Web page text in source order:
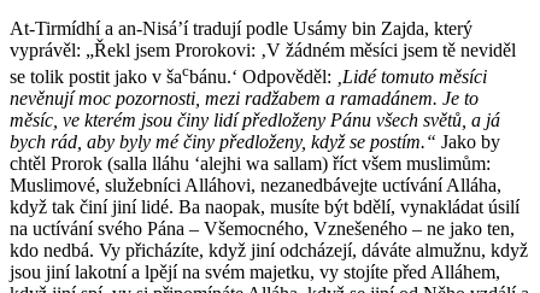
At-Tirmídhí a an-Nisá’í tradují podle Usámy bin Zajda, který
vyprávěl: „Řekl jsem Prorokovi: ‚V žádném měsíci jsem tě neviděl
se tolik postit jako v šacbánu.‘ Odpověděl: ‚Lidé tomuto měsíci
nevěnují moc pozornosti, mezi radžabem a ramadánem. Je to
měsíc, ve kterém jsou činy lidí předloženy Pánu všech světů, a já
bych rád, aby byly mé činy předloženy, když se postím.“ Jako by
chtěl Prorok (salla lláhu ʻalejhi wa sallam) říct všem muslimům:
Muslimové, služebníci Alláhovi, nezanedbávejte uctívání Alláha,
když tak činí jiní lidé. Ba naopak, musíte být bdělí, vynakládat úsilí
na uctívání svého Pána – Všemocného, Vznešeného – ne jako ten,
kdo nedbá. Vy přicházíte, když jiní odcházejí, dáváte almužnu, když
jsou jiní lakotní a lpějí na svém majetku, vy stojíte před Alláhem,